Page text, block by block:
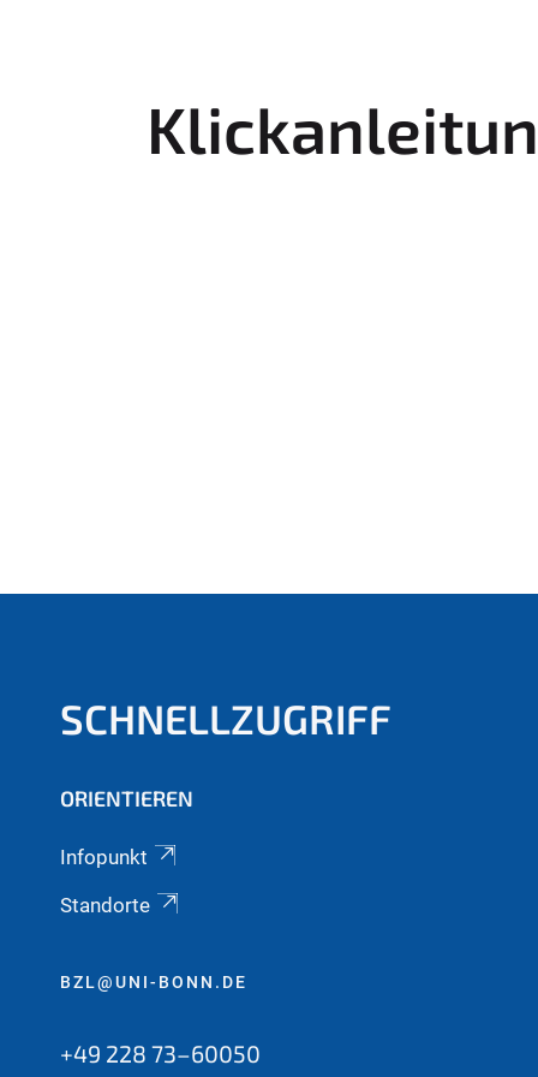
SCHNELLZUGRIFF
ORIENTIEREN
Infopunkt
Standorte
BZL@UNI-BONN.DE
+49 228 73–60050